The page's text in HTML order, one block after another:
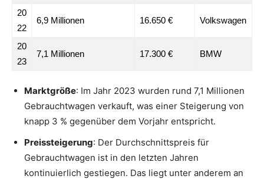
20
22
6,9 Millionen 16.650 € Volkswagen
20
23
7,1 Millionen 17.300 € BMW
Marktgröße: Im Jahr 2023 wurden rund 7,1 Millionen
Gebrauchtwagen verkauft, was einer Steigerung von
knapp 3 % gegenüber dem Vorjahr entspricht.
Preissteigerung: Der Durchschnittspreis für
Gebrauchtwagen ist in den letzten Jahren
kontinuierlich gestiegen. Das liegt unter anderem an